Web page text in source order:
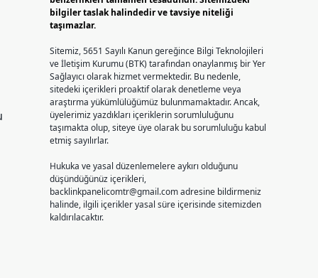
bilgiler taslak halindedir ve tavsiye niteliği
taşımazlar.
Sitemiz, 5651 Sayılı Kanun gereğince Bilgi Teknolojileri
ve İletişim Kurumu (BTK) tarafından onaylanmış bir Yer
Sağlayıcı olarak hizmet vermektedir. Bu nedenle,
sitedeki içerikleri proaktif olarak denetleme veya
araştırma yükümlülüğümüz bulunmamaktadır. Ancak,
üyelerimiz yazdıkları içeriklerin sorumluluğunu
taşımakta olup, siteye üye olarak bu sorumluluğu kabul
etmiş sayılırlar.
Hukuka ve yasal düzenlemelere aykırı olduğunu
düşündüğünüz içerikleri,
backlinkpanelicomtr@gmail.comadresine bildirmeniz
halinde, ilgili içerikler yasal süre içerisinde sitemizden
kaldırılacaktır.